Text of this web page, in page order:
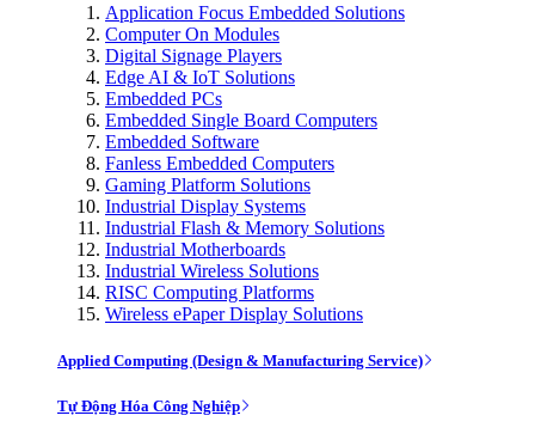
Application Focus Embedded Solutions
Computer On Modules
Digital Signage Players
Edge AI & IoT Solutions
Embedded PCs
Embedded Single Board Computers
Embedded Software
Fanless Embedded Computers
Gaming Platform Solutions
Industrial Display Systems
Industrial Flash & Memory Solutions
Industrial Motherboards
Industrial Wireless Solutions
RISC Computing Platforms
Wireless ePaper Display Solutions
Applied Computing (Design & Manufacturing Service)
Tự Động Hóa Công Nghiệp